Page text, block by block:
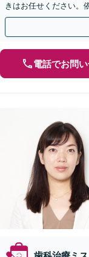
きはお任せください。
結果が得られるように
電話でお問